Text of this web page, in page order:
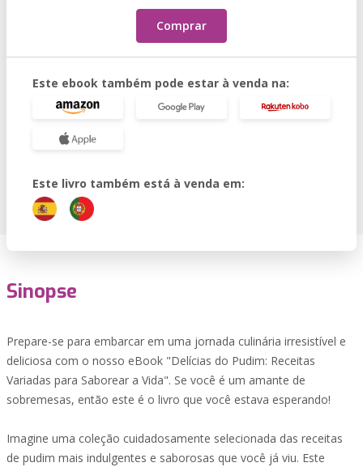
Comprar
Este ebook também pode estar à venda na:
Este livro também está à venda em:
Sinopse
Prepare-se para embarcar em uma jornada culinária irresistível e
deliciosa com o nosso eBook "Delícias do Pudim: Receitas
Variadas para Saborear a Vida". Se você é um amante de
sobremesas, então este é o livro que você estava esperando!
Imagine uma coleção cuidadosamente selecionada das receitas
de pudim mais indulgentes e saborosas que você já viu. Este